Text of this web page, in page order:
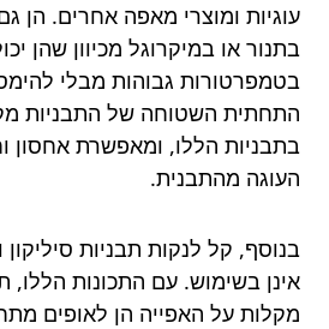
עוגיות ומוצרי מאפה אחרים. הן
בתנור או במיקרוגל מכיוון שהן
בטמפרטורות גבוהות מבלי
התחתית השטוחה של התבניות
בתבניות הללו, ומאפשרת אחסון
העוגה מהתבנית.
בנוסף, קל לנקות תבניות
אינן בשימוש. עם התכונות הללו,
מקלות על האפייה הן לאופים